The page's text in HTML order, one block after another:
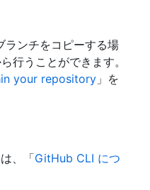
ランチをコピーする場
行うことができます。
your repository 」を
、「GitHub CLI につ